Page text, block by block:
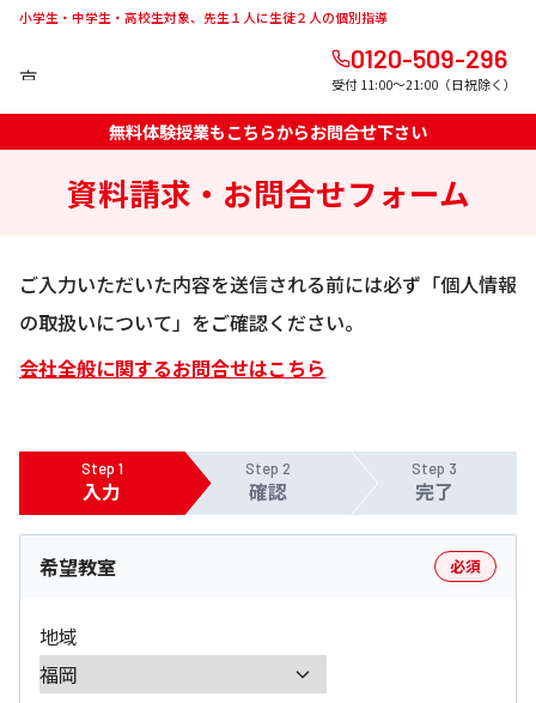
小学生・中学生・高校生対象、先生１人に生徒２人の個別指導
0120-509-296
受付 11:00～21:00（日祝除く）
資料請求・お問合せフォーム
無料体験授業もこちらからお問合せ下さい
ご入力いただいた内容を送信される前には必ず「個人情報
の取扱いについて」をご確認ください。
会社全般に関するお問合せはこちら
Step 1
入力
Step 2
確認
Step 3
完了
希望教室 必須
地域